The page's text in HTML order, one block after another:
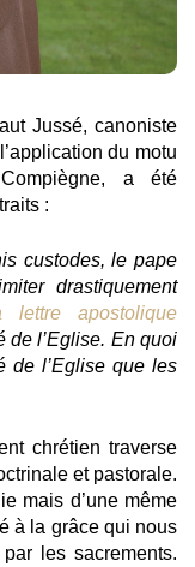
Jussé, canoniste
du motu
a été
:
custodes, le pape
drastiquement
lettre apostolique
de l’Eglise. En quoi
de l’Eglise que les
chrétien traverse
et pastorale.
mais d’une même
à la grâce qui nous
les sacrements.